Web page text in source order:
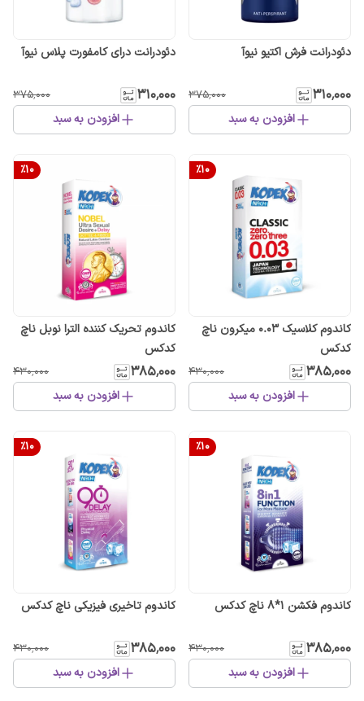
دئودرانت فرش اکتیو نیوآ
۳۱۰٬۰۰۰ ۳۷۵٬۰۰۰
افزودن به سبد
دئودرانت درای کامفورت پلاس نیوآ
۳۱۰٬۰۰۰ ۳۷۵٬۰۰۰
افزودن به سبد
%10
کاندوم کلاسیک 0.03 میکرون ناچ
کدکس
۳۸۵٬۰۰۰ ۴۳۰٬۰۰۰
افزودن به سبد
%10
کاندوم تحریک کننده الترا نوبل ناچ
کدکس
۳۸۵٬۰۰۰ ۴۳۰٬۰۰۰
افزودن به سبد
%10
کاندوم فکشن 1*8 ناچ کدکس
۳۸۵٬۰۰۰ ۴۳۰٬۰۰۰
افزودن به سبد
%10
کاندوم تاخیری فیزیکی ناچ کدکس
۳۸۵٬۰۰۰ ۴۳۰٬۰۰۰
افزودن به سبد